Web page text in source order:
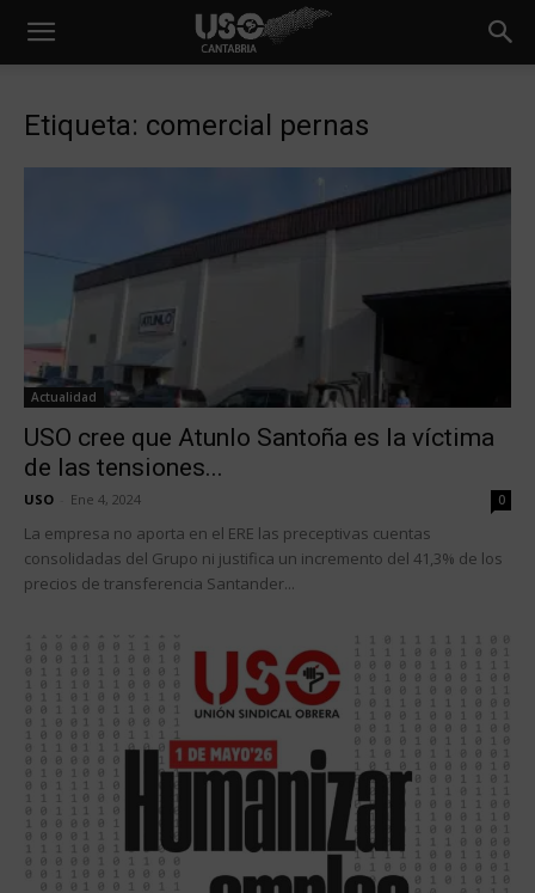
Etiqueta: comercial pernas
Actualidad
USO cree que Atunlo Santoña es la víctima
de las tensiones...
USO Ene 4, 2024 0
La empresa no aporta en el ERE las preceptivas cuentas
consolidadas del Grupo ni justifica un incremento del 41,3% de los
precios de transferencia Santander...